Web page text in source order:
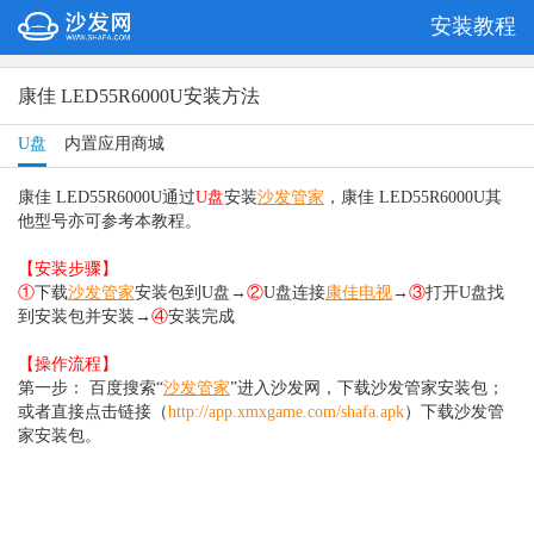
安装教程
康佳 LED55R6000U安装方法
U盘 内置应用商城
康佳 LED55R6000U通过U盘安装沙发管家 ，康佳 LED55R6000U其
他型号亦可参考本教程。
【安装步骤】
①下载沙发管家安装包到U盘→ ②U盘连接康佳电视→ ③打开U盘找
到安装包并安装→ ④安装完成
【操作流程】
第一步： 百度搜索“沙发管家”进入沙发网，下载沙发管家安装包；
或者直接点击链接（http://app.xmxgame.com/shafa.apk）下载沙发管
家安装包。